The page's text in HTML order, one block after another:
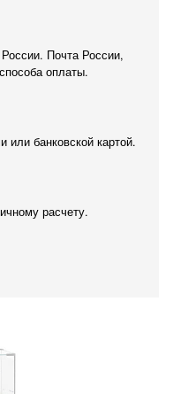
Почта России,
оплаты.
или банковской картой.
расчету.